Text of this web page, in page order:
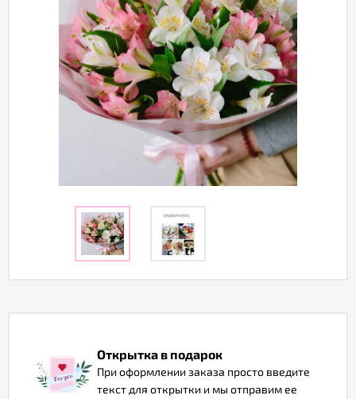
Публичная
Открытка в подарок
При оформлении заказа просто введите
текст для открытки и мы отправим ее